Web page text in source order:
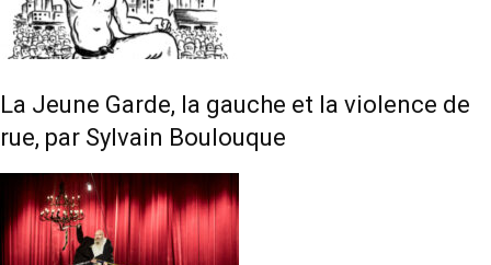
La Jeune Garde, la gauche et la violence de
rue, par Sylvain Boulouque